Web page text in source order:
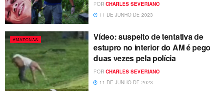
POR CHARLES SEVERIANO
11 DE JUNHO DE 2023
AMAZONAS
Vídeo: suspeito de tentativa de
estupro no interior do AM é pego
duas vezes pela polícia
POR CHARLES SEVERIANO
11 DE JUNHO DE 2023